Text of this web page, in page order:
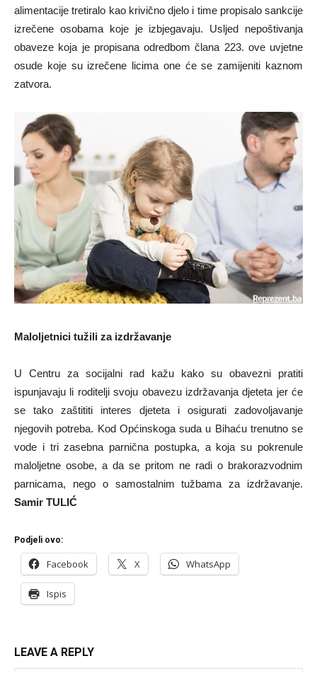
alimentacije tretiralo kao krivično djelo i time propisalo sankcije
izrečene osobama koje je izbjegavaju. Usljed nepoštivanja
obaveze koja je propisana odredbom člana 223. ove uvjetne
osude koje su izrečene licima one će se zamijeniti kaznom
zatvora.
Maloljetnici tužili za izdržavanje
U Centru za socijalni rad kažu kako su obavezni pratiti
ispunjavaju li roditelji svoju obavezu izdržavanja djeteta jer će
se tako zaštititi interes djeteta i osigurati zadovoljavanje
njegovih potreba. Kod Općinskoga suda u Bihaću trenutno se
vode i tri zasebna parnična postupka, a koja su pokrenule
maloljetne osobe, a da se pritom ne radi o brakorazvodnim
parnicama, nego o samostalnim tužbama za izdržavanje.
Samir TULIĆ
Podjeli ovo:
Facebook X WhatsApp
Ispis
LEAVE A REPLY